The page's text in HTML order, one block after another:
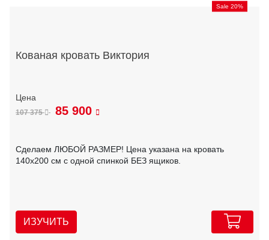
Sale 20%
Кованая кровать Виктория
107 375 85 900
Сделаем ЛЮБОЙ РАЗМЕР! Цена указана на кровать
140х200 см с одной спинкой БЕЗ ящиков.
ИЗУЧИТЬ